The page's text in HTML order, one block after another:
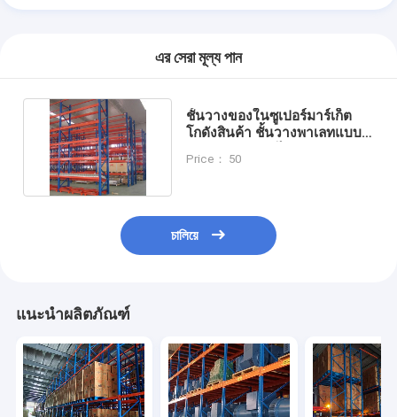
এর সেরা মূল্য পান
ชั้นวางของในซูเปอร์มาร์เก็ต
โกดังสินค้า ชั้นวางพาเลทแบบ
Price： 50
চালিয়ে
แนะนำผลิตภัณฑ์